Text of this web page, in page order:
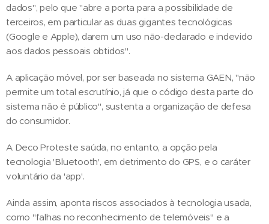
dados", pelo que "abre a porta para a possibilidade de
terceiros, em particular as duas gigantes tecnológicas
(Google e Apple), darem um uso não-declarado e indevido
aos dados pessoais obtidos".
A aplicação móvel, por ser baseada no sistema GAEN, "não
permite um total escrutínio, já que o código desta parte do
sistema não é público", sustenta a organização de defesa
do consumidor.
A Deco Proteste saúda, no entanto, a opção pela
tecnologia 'Bluetooth', em detrimento do GPS, e o caráter
voluntário da 'app'.
Ainda assim, aponta riscos associados à tecnologia usada,
como "falhas no reconhecimento de telemóveis" e a